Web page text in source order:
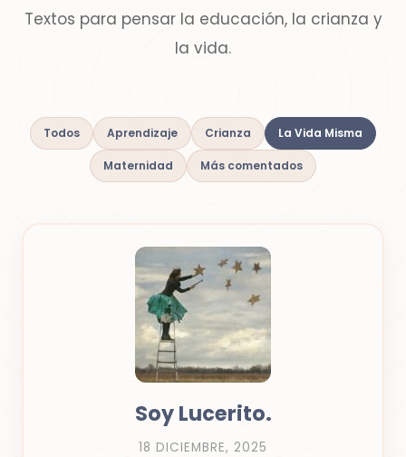
Textos para pensar la educación, la crianza y
la vida.
Todos Aprendizaje Crianza La Vida Misma
Maternidad Más comentados
Soy Lucerito.
18 DICIEMBRE, 2025